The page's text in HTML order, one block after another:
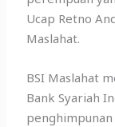
Ucap Retno
Maslahat.
BSI Maslahat
Bank Syariah
penghimpunan